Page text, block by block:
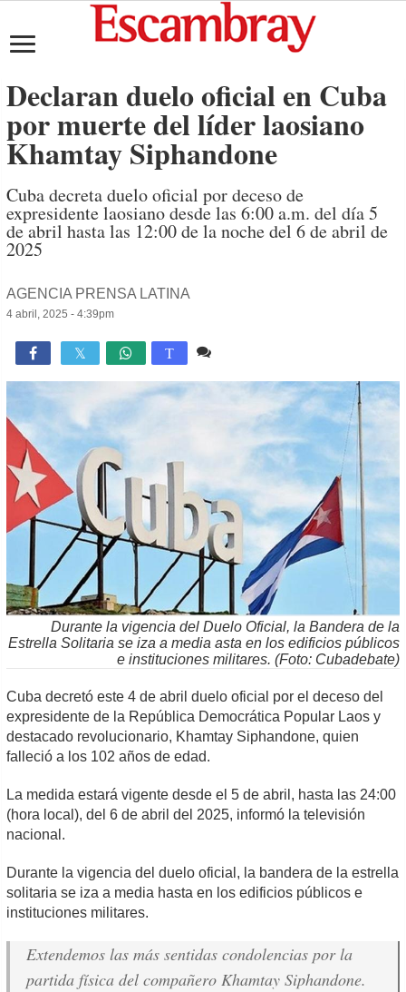
Declaran duelo oficial en Cuba
por muerte del líder laosiano
Khamtay Siphandone
Cuba decreta duelo oficial por deceso de
expresidente laosiano desde las 6:00 a.m. del día 5
de abril hasta las 12:00 de la noche del 6 de abril de
2025
AGENCIA PRENSA LATINA
4 abril, 2025 - 4:39pm
 T
Durante la vigencia del Duelo Oficial, la Bandera de la
Estrella Solitaria se iza a media asta en los edificios públicos
e instituciones militares. (Foto: Cubadebate)
Cuba decretó este 4 de abril duelo oficial por el deceso del
expresidente de la República Democrática Popular Laos y
destacado revolucionario, Khamtay Siphandone, quien
falleció a los 102 años de edad.
La medida estará vigente desde el 5 de abril, hasta las 24:00
(hora local), del 6 de abril del 2025, informó la televisión
nacional.
Durante la vigencia del duelo oficial, la bandera de la estrella
solitaria se iza a media hasta en los edificios públicos e
instituciones militares.
Extendemos las más sentidas condolencias por la
partida física del compañero Khamtay Siphandone.